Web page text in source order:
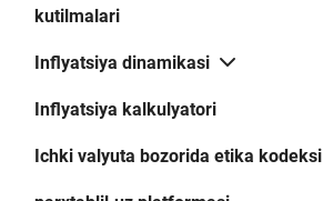
kutilmalari
Inflyatsiya dinamikasi
Inflyatsiya kalkulyatori
Ichki valyuta bozorida etika kodeksi